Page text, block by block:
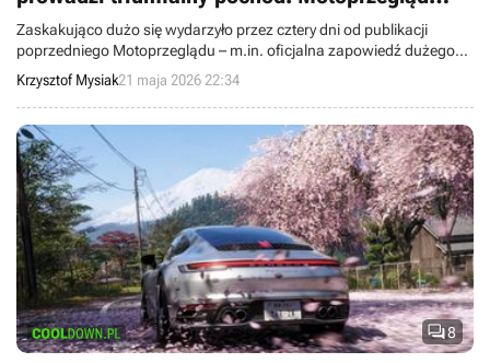
Drauga
Zaskakująco dużo się wydarzyło przez cztery dni od publikacji
poprzedniego Motoprzeglądu – m.in. oficjalna zapowiedź dużego
dodatku do F1 25, ujawnienie pierwszego auta w aktualizacji 0.7 do
AC Evo czy też rewitalizacja gry Rennsport.
Krzysztof Mysiak21 maja 2026 22:34
8